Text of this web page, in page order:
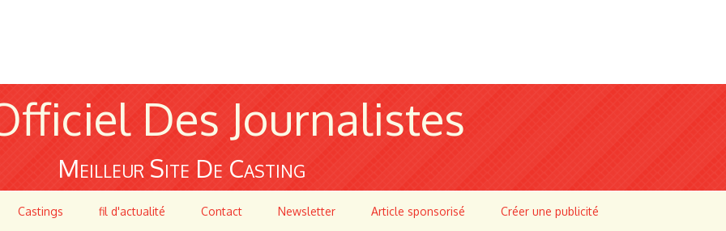
Des Journalistes
Meilleur Site De Casting
Castings fil d'actualité Contact Newsletter Article sponsorisé Créer une publicité